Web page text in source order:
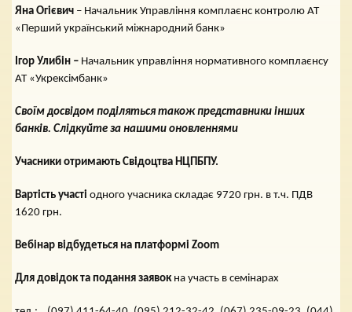
Яна Огієвич – Начальник Управління комплаєнс контролю АТ
«Перший український міжнародний банк»
Ігор Улибін – Начальник управління нормативного комплаєнсу
АТ «Укрексімбанк»
Своїм досвідом поділяться також представники інших
банків. Слідкуйте за нашими оновленнями
Учасники отримають Свідоцтва НЦПБПУ.
Вартість участіодного учасника складає 9720 грн. в т.ч. ПДВ
1620 грн.
Вебінар відбудеться на платформі Zoom
Для довідок та подання заявок на участь в семінарах